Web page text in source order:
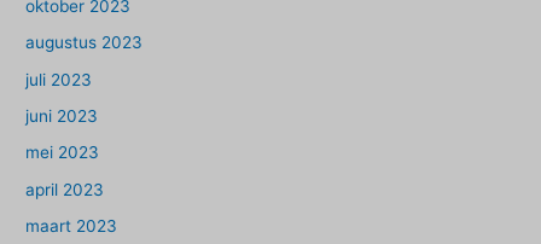
oktober 2023
augustus 2023
juli 2023
juni 2023
mei 2023
april 2023
maart 2023